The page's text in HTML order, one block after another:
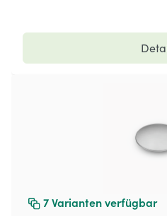
7 Varianten verfügbar